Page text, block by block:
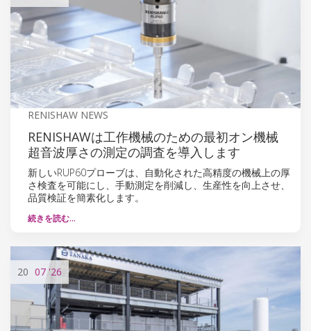
RENISHAW NEWS
RENISHAWは工作機械のための最初オン機械
超音波厚さの測定の調査を導入します
新しいRUP60プローブは、自動化された高精度の機械上の厚
さ検査を可能にし、手動測定を削減し、生産性を向上させ、
品質検証を簡素化します。
続きを読む…
20 07'26